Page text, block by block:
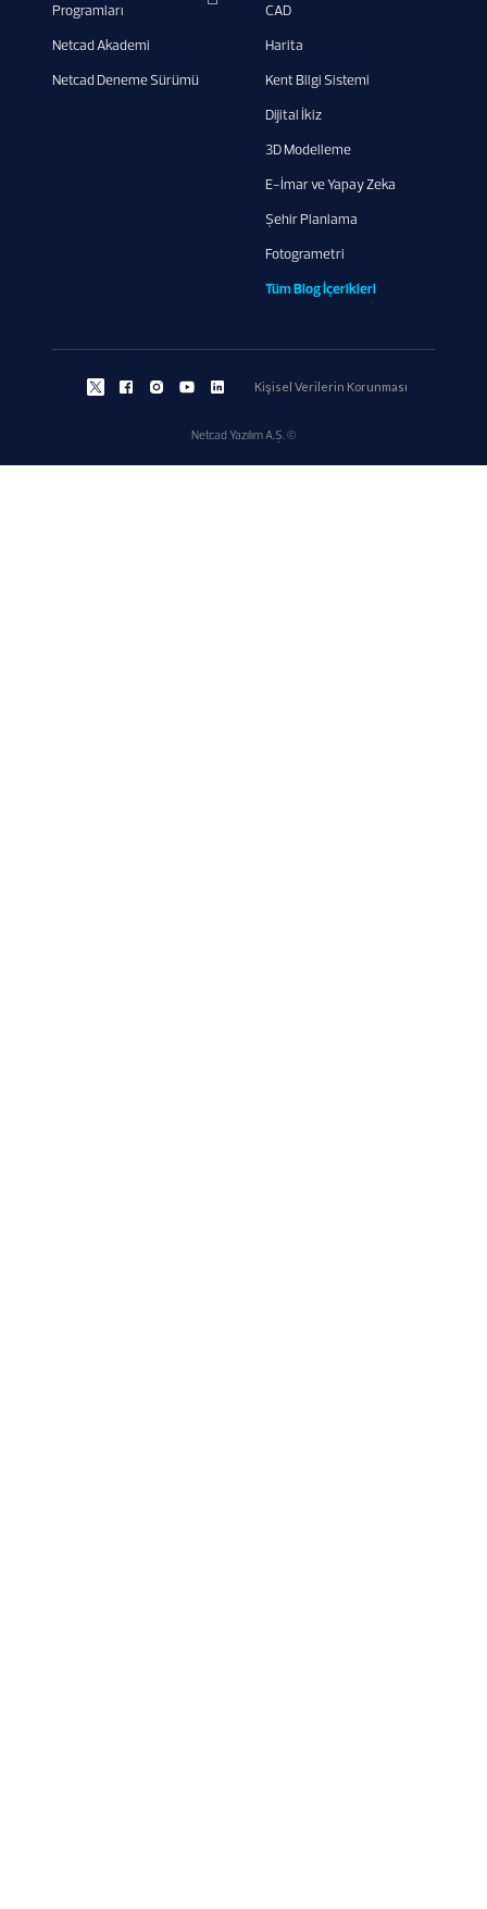
Programları
Netcad Akademi
Netcad Deneme Sürümü
CAD
Harita
Kent Bilgi Sistemi
Dijital İkiz
3D Modelleme
E-İmar ve Yapay Zeka
Şehir Planlama
Fotogrametri
Tüm Blog İçerikleri
Kişisel Verilerin Korunması
Netcad Yazılım A.Ş. ©